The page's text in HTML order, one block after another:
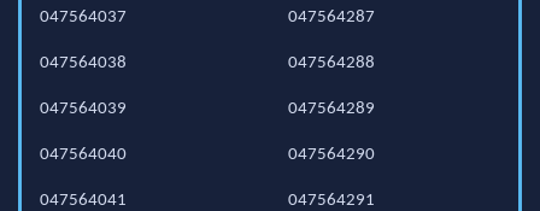
047564037
047564038
047564039
047564040
047564041
047564287
047564288
047564289
047564290
047564291